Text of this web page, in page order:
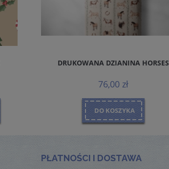
DRUKOWANA DZIANINA HORSES
76,00 zł
DO KOSZYKA
PŁATNOŚCI I DOSTAWA